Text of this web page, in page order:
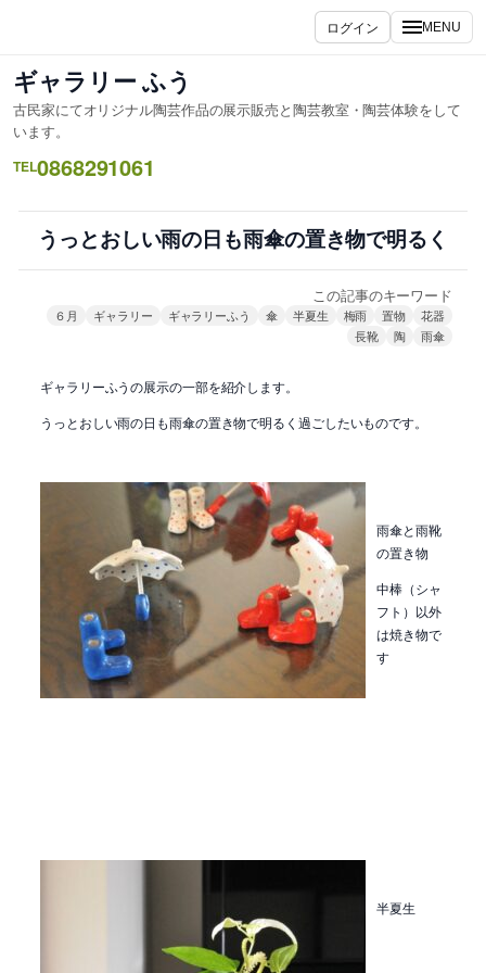
ス
キ
ッ
プ
ログイン MENU
ギャラリー ふう
古民家にてオリジナル陶芸作品の展示販売と陶芸教室・陶芸体験をして
います。
TEL0868291061
うっとおしい雨の日も雨傘の置き物で明るく
この記事のキーワード
６月 ギャラリー ギャラリーふう 傘 半夏生 梅雨 置物
花器
長靴
陶 雨傘
ギャラリーふうの展示の一部を紹介します。
うっとおしい雨の日も雨傘の置き物で明るく過ごしたいものです。
雨傘と雨靴
の置き物
中棒（シャ
フト）以外
は焼き物で
す
半夏生